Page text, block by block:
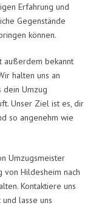
Erfahrung und
Gegenstände
können.
außerdem bekannt
halten uns an
dein Umzug
Unser Ziel ist es, dir
so angenehm wie
Umzugsmeister
von Hildesheim nach
Kontaktiere uns
lasse uns